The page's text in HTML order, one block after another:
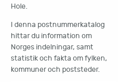
Hole.
I denna postnummerkatalog
hittar du information om
Norges indelningar, samt
statistik och fakta om fylken,
kommuner och poststeder.